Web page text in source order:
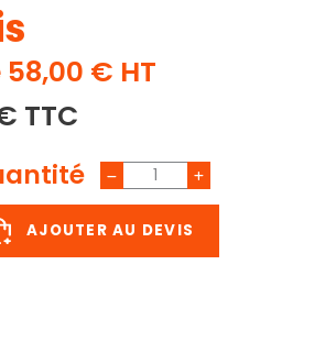
€ HT
TTC
AJOUTER AU DEVIS